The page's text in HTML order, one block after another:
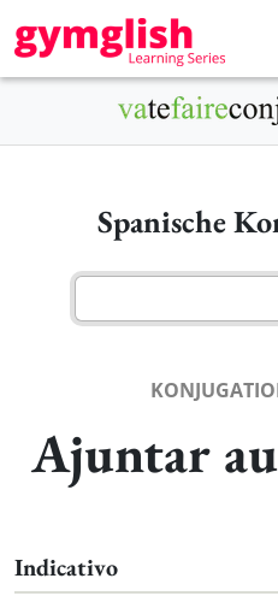
Spanische
Ajuntar
Indicativo